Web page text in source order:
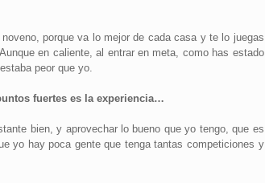
porque va lo mejor de cada casa y te lo juegas
en caliente, al entrar en meta, como has estado
peor que yo.
fuertes es la experiencia…
bien, y aprovechar lo bueno que yo tengo, que es
yo hay poca gente que tenga tantas competiciones y